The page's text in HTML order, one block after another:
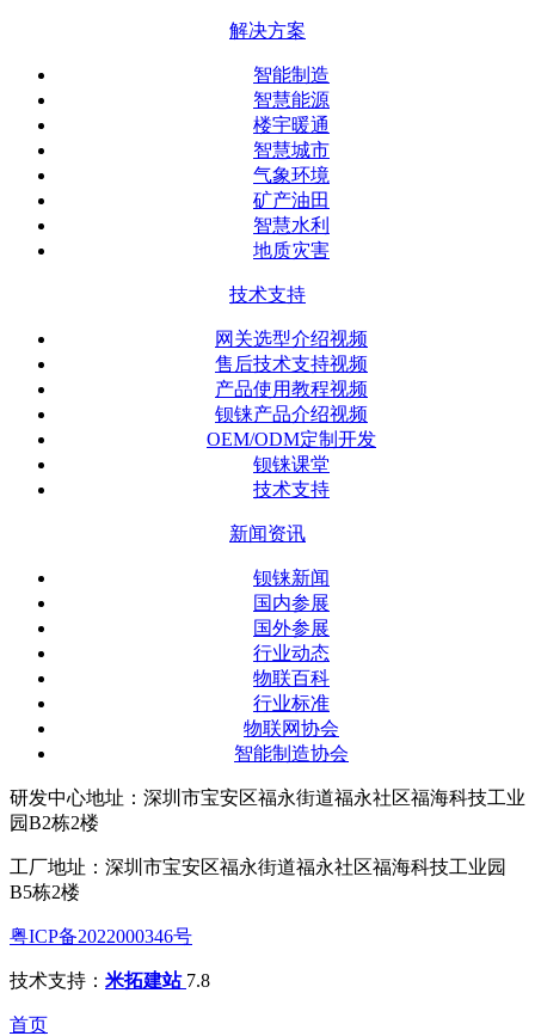
解决方案
智能制造
智慧能源
楼宇暖通
智慧城市
气象环境
矿产油田
智慧水利
地质灾害
技术支持
网关选型介绍视频
售后技术支持视频
产品使用教程视频
钡铼产品介绍视频
OEM/ODM定制开发
钡铼课堂
技术支持
新闻资讯
钡铼新闻
国内参展
国外参展
行业动态
物联百科
行业标准
物联网协会
智能制造协会
研发中心地址：深圳市宝安区福永街道福永社区福海科技工业
园B2栋2楼
工厂地址：深圳市宝安区福永街道福永社区福海科技工业园
B5栋2楼
粤ICP备2022000346号
技术支持： 米拓建站 7.8
首页